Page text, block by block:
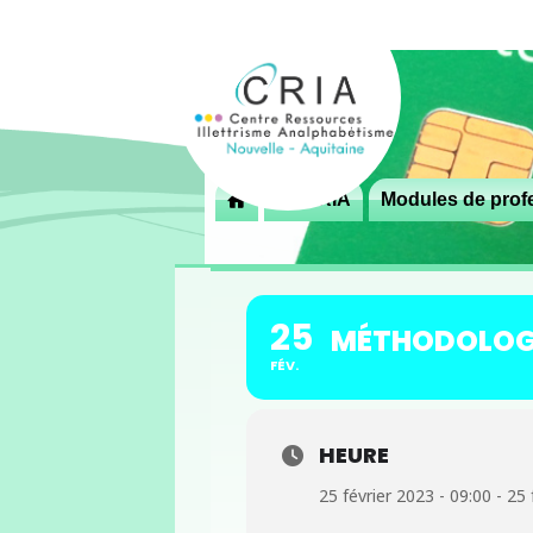
principal Le CRIA Modules de
25
FÉV.
HEURE
25 février 2023 - 09:00 - 25